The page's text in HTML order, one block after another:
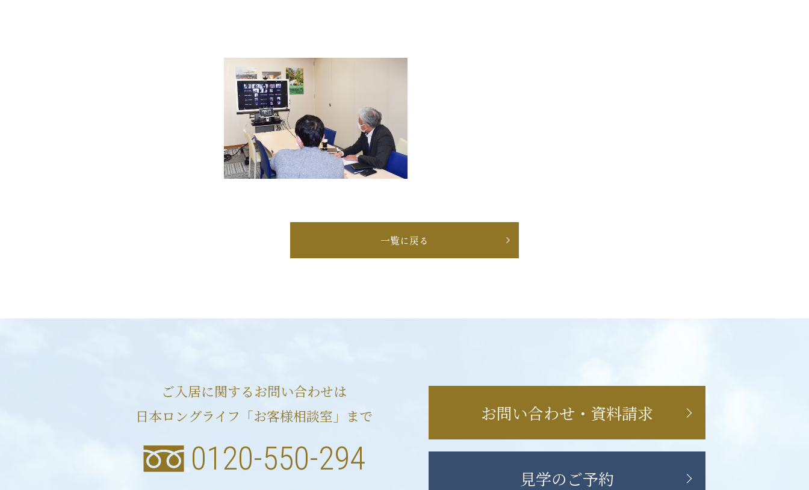
一覧に戻る
ご入居に関するお問い合わせは
日本ロングライフ「お客様相談室」まで
0120-550-294
お問い合わせ・資料請求
見学のご予約